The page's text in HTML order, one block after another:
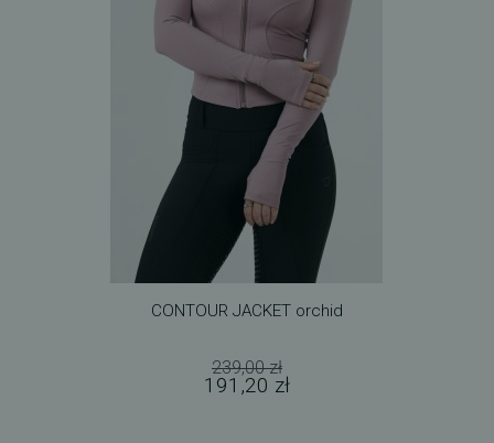
CONTOUR JACKET orchid
239,00 zł
191,20 zł